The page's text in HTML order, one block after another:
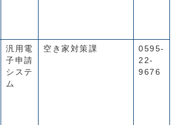
汎用電
子申請
システ
ム
空き家対策課
0595-
22-
9676